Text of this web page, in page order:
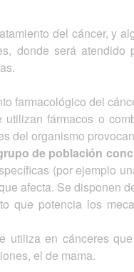
del cáncer, y
donde será
farmacológico del
fármacos o
del organismo
de población
(por ejemplo
afecta. Se disponen
que potencia los
utiliza en cánceres
el de mama.